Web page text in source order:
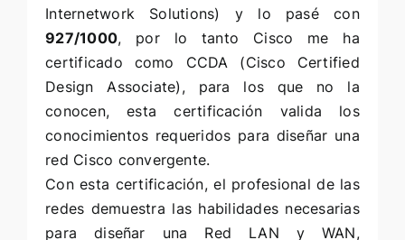
Internetwork Solutions) y lo pasé con
927/1000, por lo tanto Cisco me ha
certificado como CCDA (Cisco Certified
Design Associate), para los que no la
conocen, esta certificación valida los
conocimientos requeridos para diseñar una
red Cisco convergente.
Con esta certificación, el profesional de las
redes demuestra las habilidades necesarias
para diseñar una Red LAN y WAN,